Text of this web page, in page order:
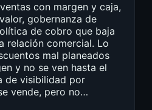
con margen y caja,
gobernanza de
de cobro que baja
relación comercial. Lo
mal planeados
y no se ven hasta el
de visibilidad por
vende, pero no…